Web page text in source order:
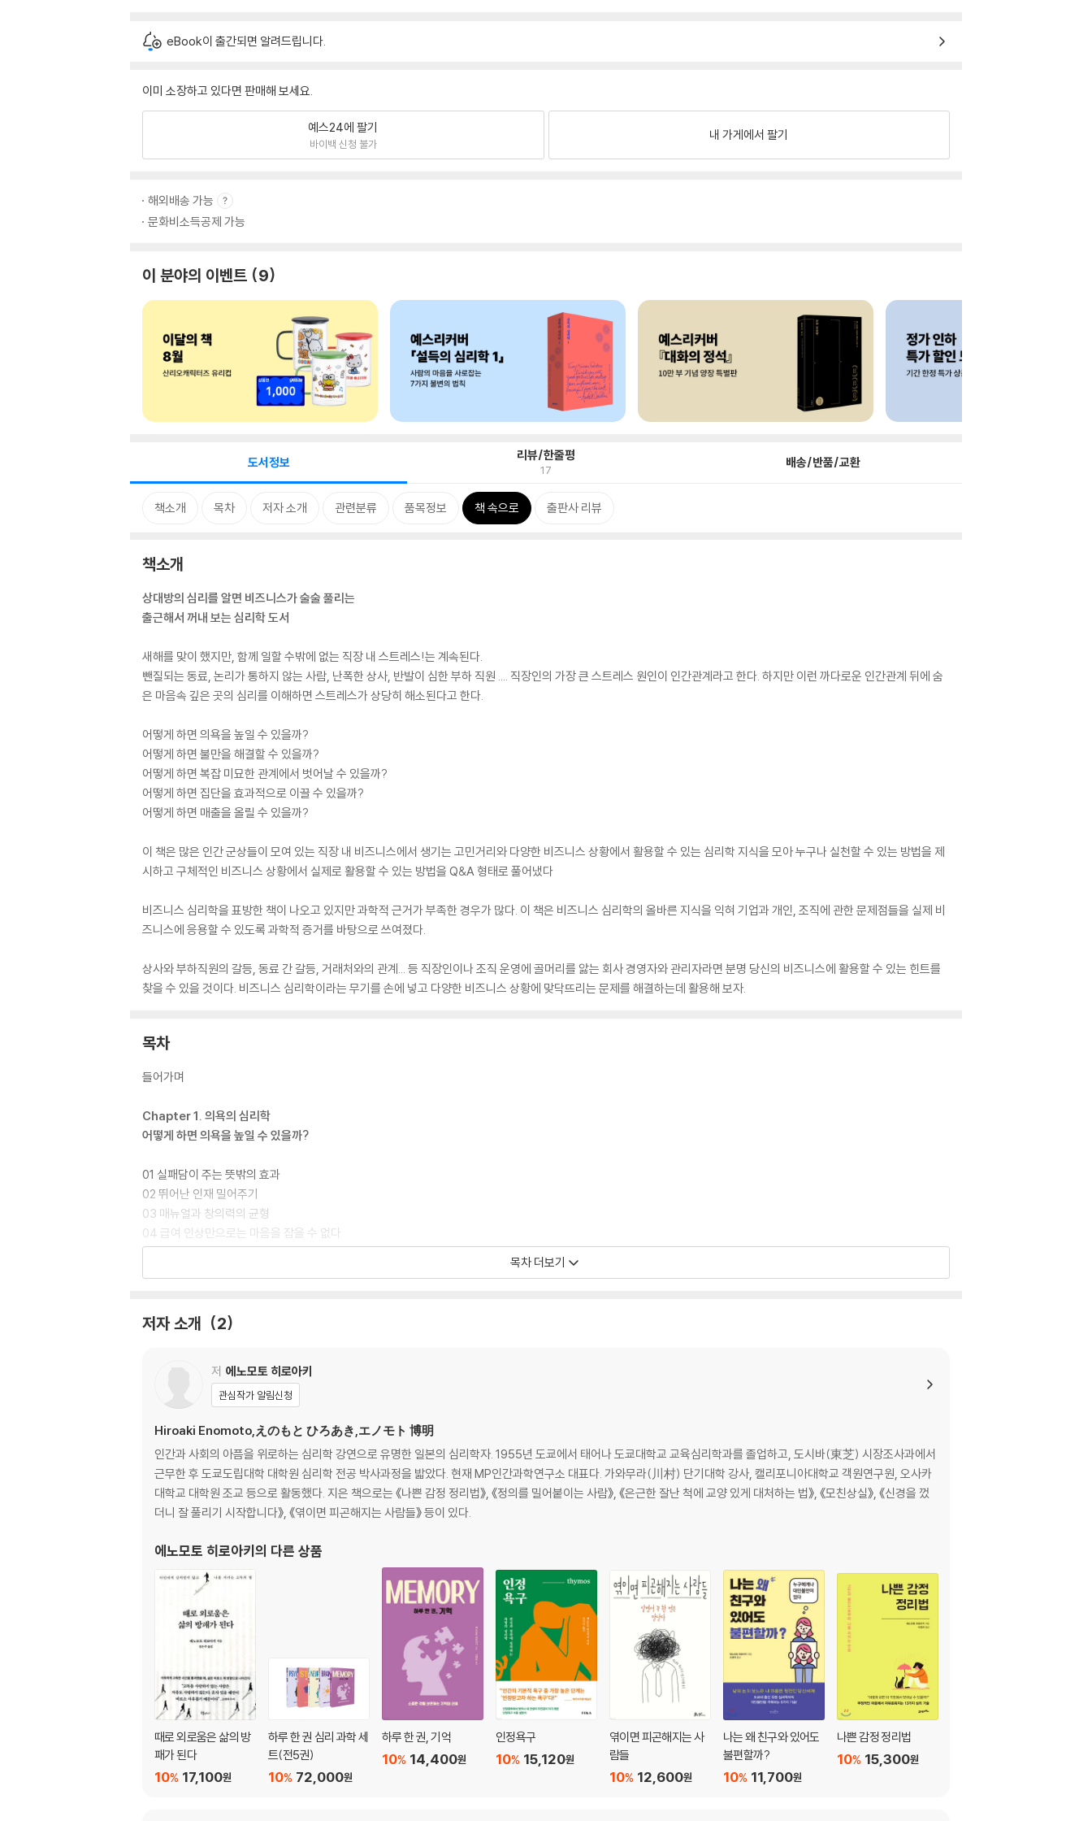
eBook이 출간되면 알려드립니다.
이미 소장하고 있다면 판매해 보세요.
예스24에 팔기
바이백 신청 불가
내 가게에서 팔기
해외배송 가능
문화비소득공제 가능
이 분야의 이벤트 9
도서정보 리뷰/한줄평
17 배송/반품/교환
책소개 목차 저자 소개 관련분류 품목정보 책 속으로 출판사 리뷰
책소개
상대방의 심리를 알면 비즈니스가 술술 풀리는
출근해서 꺼내 보는 심리학 도서
새해를 맞이 했지만, 함께 일할 수밖에 없는 직장 내 스트레스!는 계속된다.
뺀질되는 동료, 논리가 통하지 않는 사람, 난폭한 상사, 반발이 심한 부하 직원 .... 직장인의 가장 큰 스트레스 원인이 인간관계라고 한다. 하지만 이런 까다로운 인간관계 뒤에 숨
은 마음속 깊은 곳의 심리를 이해하면 스트레스가 상당히 해소된다고 한다.
어떻게 하면 의욕을 높일 수 있을까?
어떻게 하면 불만을 해결할 수 있을까?
어떻게 하면 복잡 미묘한 관계에서 벗어날 수 있을까?
어떻게 하면 집단을 효과적으로 이끌 수 있을까?
어떻게 하면 매출을 올릴 수 있을까?
이 책은 많은 인간 군상들이 모여 있는 직장 내 비즈니스에서 생기는 고민거리와 다양한 비즈니스 상황에서 활용할 수 있는 심리학 지식을 모아 누구나 실천할 수 있는 방법을 제
시하고 구체적인 비즈니스 상황에서 실제로 활용할 수 있는 방법을 Q&A 형태로 풀어냈다
비즈니스 심리학을 표방한 책이 나오고 있지만 과학적 근거가 부족한 경우가 많다. 이 책은 비즈니스 심리학의 올바른 지식을 익혀 기업과 개인, 조직에 관한 문제점들을 실제 비
즈니스에 응용할 수 있도록 과학적 증거를 바탕으로 쓰여졌다.
상사와 부하직원의 갈등, 동료 간 갈등, 거래처와의 관계... 등 직장인이나 조직 운영에 골머리를 앓는 회사 경영자와 관리자라면 분명 당신의 비즈니스에 활용할 수 있는 힌트를
찾을 수 있을 것이다. 비즈니스 심리학이라는 무기를 손에 넣고 다양한 비즈니스 상황에 맞닥뜨리는 문제를 해결하는데 활용해 보자.
목차
들어가며
Chapter 1. 의욕의 심리학
어떻게 하면 의욕을 높일 수 있을까?
01 실패담이 주는 뜻밖의 효과
02 뛰어난 인재 밀어주기
03 매뉴얼과 창의력의 균형
04 급여 인상만으로는 마음을 잡을 수 없다
05 활기차게 일하고 싶다면?
09 분명 좋아했는데 왜 싫어졌을까?
11 실패로 좌절한 사람 대처법
Chapter 2. 인사평가의 심리학
어떻게 하면 불만을 해결할 수 있을까?
12 성과주의로는 알 수 없는 능력
13 사람은 선입견으로 사람을 평가한다
14 과대평가가 오해를 낳는다
16 호봉제는 정말 나쁠까?
18 평가 활용 방법
20 최선을 다하면 그걸로 끝일까?
21 무의미한 정량화가 판치는 세상
Chapter 3. 인간관계의 심리학
어떻게 하면 복잡미묘한 관계에서 벗어날 수 있을까?
22 실적을 가로채는 사람의 심리
23 자신감 없는 상사 대처법
24 마음의 다섯 가지 편향
목차 더보기
저자 소개 2
저 에노모토 히로아키
관심작가 알림신청
Hiroaki Enomoto,えのもと ひろあき,エノモト 博明
인간과 사회의 아픔을 위로하는 심리학 강연으로 유명한 일본의 심리학자. 1955년 도쿄에서 태어나 도쿄대학교 교육심리학과를 졸업하고, 도시바(東芝) 시장조사과에서
근무한 후 도쿄도립대학 대학원 심리학 전공 박사과정을 밟았다. 현재 MP인간과학연구소 대표다. 가와무라(川村) 단기대학 강사, 캘리포니아대학교 객원연구원, 오사카
대학교 대학원 조교 등으로 활동했다. 지은 책으로는 《나쁜 감정 정리법》, 《정의를 밀어붙이는 사람》, 《은근한 잘난 척에 교양 있게 대처하는 법》, 《모친상실》, 《신경을 껐
더니 잘 풀리기 시작합니다》, 《엮이면 피곤해지는 사람들》 등이 있다.
에노모토 히로아키 의 다른 상품
때로 외로움은 삶의 방
패가 된다
17,100원
10%
하루 한 권 심리 과학 세
트(전5권)
72,000원
10%
하루 한 권, 기억
14,400원
10%
인정욕구
15,120원
10%
엮이면 피곤해지는 사
람들
12,600원
10%
나는 왜 친구와 있어도
불편할까?
11,700원
10%
나쁜 감정 정리법
15,300원
10%